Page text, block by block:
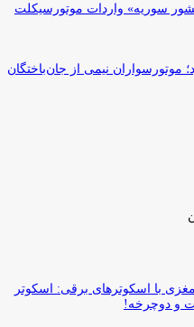
سوریه» واردات موتورسیکلت
نیمی از جان‌باختگان
با اسکوترهای برقی: اسکوتر
و دوچرخه!